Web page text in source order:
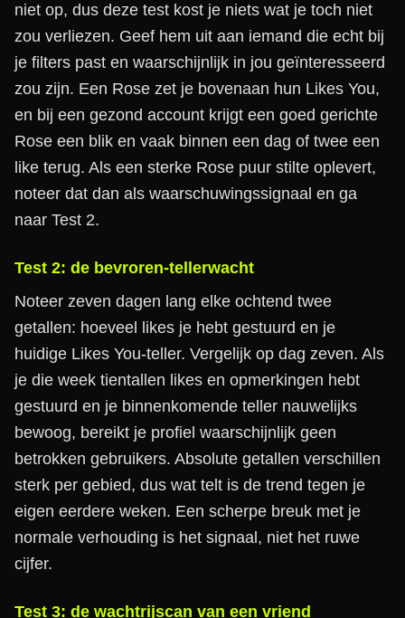
niet op, dus deze test kost je niets wat je toch niet
zou verliezen. Geef hem uit aan iemand die echt bij
je filters past en waarschijnlijk in jou geïnteresseerd
zou zijn. Een Rose zet je bovenaan hun Likes You,
en bij een gezond account krijgt een goed gerichte
Rose een blik en vaak binnen een dag of twee een
like terug. Als een sterke Rose puur stilte oplevert,
noteer dat dan als waarschuwingssignaal en ga
naar Test 2.
Test 2: de bevroren-tellerwacht
Noteer zeven dagen lang elke ochtend twee
getallen: hoeveel likes je hebt gestuurd en je
huidige Likes You-teller. Vergelijk op dag zeven. Als
je die week tientallen likes en opmerkingen hebt
gestuurd en je binnenkomende teller nauwelijks
bewoog, bereikt je profiel waarschijnlijk geen
betrokken gebruikers. Absolute getallen verschillen
sterk per gebied, dus wat telt is de trend tegen je
eigen eerdere weken. Een scherpe breuk met je
normale verhouding is het signaal, niet het ruwe
cijfer.
Test 3: de wachtrijscan van een vriend